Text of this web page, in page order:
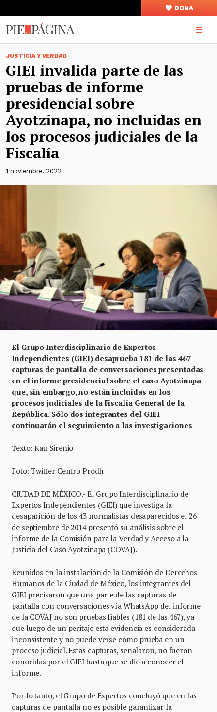
DONA
JUSTICIA Y VERDAD
GIEI invalida parte de las
pruebas de informe
presidencial sobre
Ayotzinapa, no incluidas en
los procesos judiciales de la
Fiscalía
1 noviembre, 2022
El Grupo Interdisciplinario de Expertos
Independientes (GIEI) desaprueba 181 de las 467
capturas de pantalla de conversaciones presentadas
en el informe presidencial sobre el caso Ayotzinapa
que, sin embargo, no están incluidas en los
procesos judiciales de la Fiscalía General de la
República. Sólo dos integrantes del GIEI
continuarán el seguimiento a las investigaciones
Texto: Kau Sirenio
Foto: Twitter Centro Prodh
CIUDAD DE MÉXICO.- El Grupo Interdisciplinario de
Expertos Independientes (GIEI) que investiga la
desaparición de los 43 normalistas desaparecidos el 26
de septiembre de 2014 presentó su análisis sobre el
informe de la Comisión para la Verdad y Acceso a la
Justicia del Caso Ayotzinapa (COVAJ).
Reunidos en la instalación de la Comisión de Derechos
Humanos de la Ciudad de México, los integrantes del
GIEI precisaron que una parte de las capturas de
pantalla con conversaciones vía WhatsApp del informe
de la COVAJ no son pruebas fiables (181 de las 467), ya
que luego de un peritaje esta evidencia es considerada
inconsistente y no puede verse como prueba en un
proceso judicial. Estas capturas, señalaron, no fueron
conocidas por el GIEI hasta que se dio a conocer el
informe.
Por lo tanto, el Grupo de Expertos concluyó que en las
capturas de pantalla no es posible garantizar la